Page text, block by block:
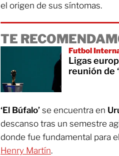
el origen de sus síntomas.
TE
Futbol
Ligas
reunión de
‘El Búfalo’ se encuentra en
descanso tras un semestre
donde fue fundamental para
Henry Martín.